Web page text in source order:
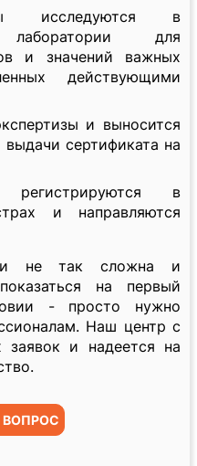
исследуются в
лаборатории для
и значений важных
действующими
и выносится
сертификата на
регистрируются в
и направляются
не так сложна и
на первый
- просто нужно
Наш центр с
и надеется на
ВОПРОС